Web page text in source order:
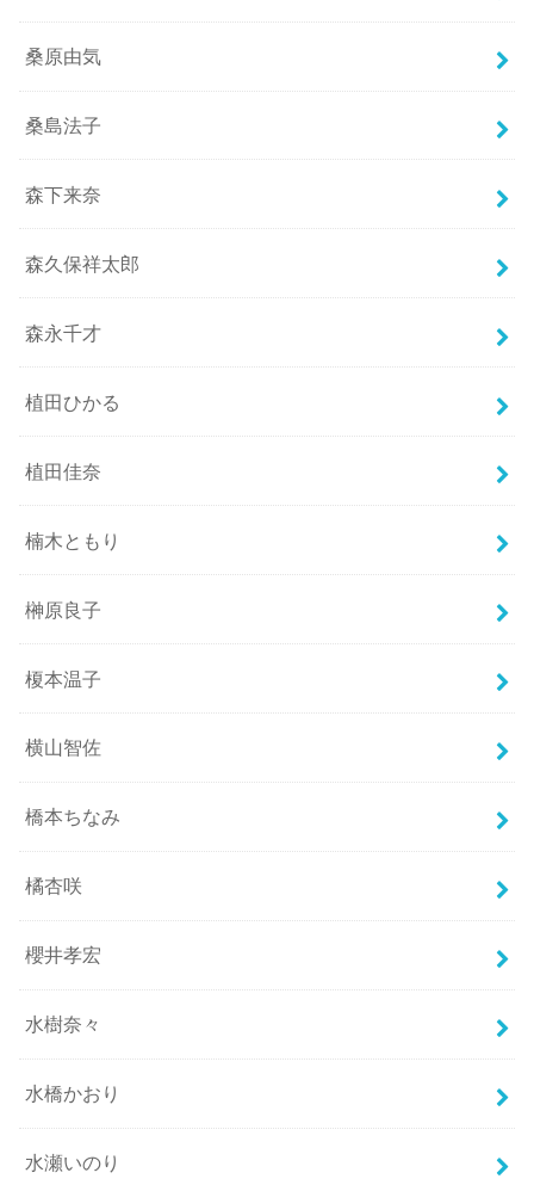
桑原由気
桑島法子
森下来奈
森久保祥太郎
森永千才
植田ひかる
植田佳奈
楠木ともり
榊原良子
榎本温子
横山智佐
橋本ちなみ
橘杏咲
櫻井孝宏
水樹奈々
水橋かおり
水瀬いのり